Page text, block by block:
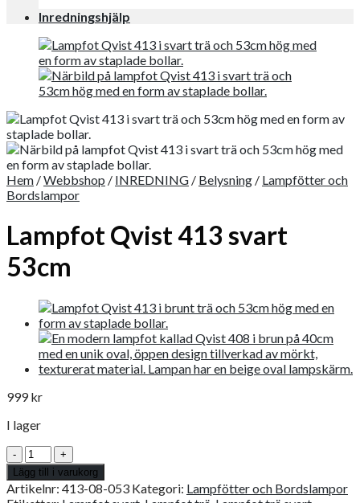
Inredningshjälp
Hem /Webbshop / INREDNING / Belysning / Lampfötter och
Bordslampor
Lampfot Qvist 413 svart
53cm
999kr
I lager
Lampfot
Qvist
413
svart
Lägg till i varukorg
Artikelnr: 413-08-053 Kategori: Lampfötter och Bordslampor